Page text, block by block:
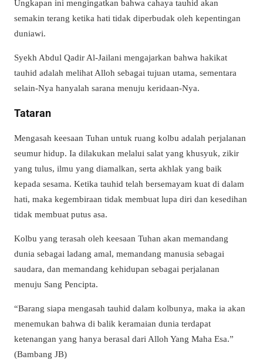
Ungkapan ini mengingatkan bahwa cahaya tauhid akan
semakin terang ketika hati tidak diperbudak oleh kepentingan
duniawi.
Syekh Abdul Qadir Al-Jailani mengajarkan bahwa hakikat
tauhid adalah melihat Alloh sebagai tujuan utama, sementara
selain-Nya hanyalah sarana menuju keridaan-Nya.
Tataran
Mengasah keesaan Tuhan untuk ruang kolbu adalah perjalanan
seumur hidup. Ia dilakukan melalui salat yang khusyuk, zikir
yang tulus, ilmu yang diamalkan, serta akhlak yang baik
kepada sesama. Ketika tauhid telah bersemayam kuat di dalam
hati, maka kegembiraan tidak membuat lupa diri dan kesedihan
tidak membuat putus asa.
Kolbu yang terasah oleh keesaan Tuhan akan memandang
dunia sebagai ladang amal, memandang manusia sebagai
saudara, dan memandang kehidupan sebagai perjalanan
menuju Sang Pencipta.
“Barang siapa mengasah tauhid dalam kolbunya, maka ia akan
menemukan bahwa di balik keramaian dunia terdapat
ketenangan yang hanya berasal dari Alloh Yang Maha Esa.”
(Bambang JB)